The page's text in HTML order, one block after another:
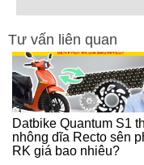
Tư vấn liên quan
Datbike Quantum S1
nhông dĩa Recto sên
RK giá bao nhiêu?